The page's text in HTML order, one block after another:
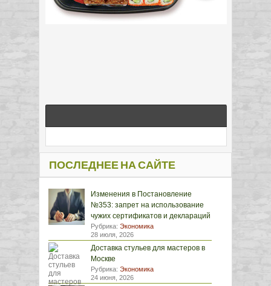
ПОСЛЕДНЕЕ НА САЙТЕ
Изменения в Постановление
№353: запрет на использование
чужих сертификатов и деклараций
Рубрика: Экономика
28 июля, 2026
Доставка стульев для мастеров в
Москве
Рубрика: Экономика
24 июня, 2026